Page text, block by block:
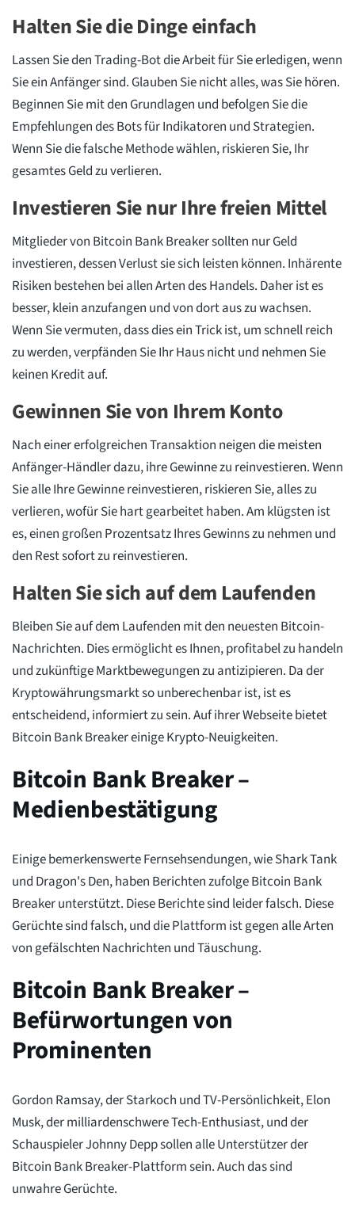
Halten Sie die Dinge einfach
Lassen Sie den Trading-Bot die Arbeit für Sie erledigen, wenn
Sie ein Anfänger sind. Glauben Sie nicht alles, was Sie hören.
Beginnen Sie mit den Grundlagen und befolgen Sie die
Empfehlungen des Bots für Indikatoren und Strategien.
Wenn Sie die falsche Methode wählen, riskieren Sie, Ihr
gesamtes Geld zu verlieren.
Investieren Sie nur Ihre freien Mittel
Mitglieder von Bitcoin Bank Breaker sollten nur Geld
investieren, dessen Verlust sie sich leisten können. Inhärente
Risiken bestehen bei allen Arten des Handels. Daher ist es
besser, klein anzufangen und von dort aus zu wachsen.
Wenn Sie vermuten, dass dies ein Trick ist, um schnell reich
zu werden, verpfänden Sie Ihr Haus nicht und nehmen Sie
keinen Kredit auf.
Gewinnen Sie von Ihrem Konto
Nach einer erfolgreichen Transaktion neigen die meisten
Anfänger-Händler dazu, ihre Gewinne zu reinvestieren. Wenn
Sie alle Ihre Gewinne reinvestieren, riskieren Sie, alles zu
verlieren, wofür Sie hart gearbeitet haben. Am klügsten ist
es, einen großen Prozentsatz Ihres Gewinns zu nehmen und
den Rest sofort zu reinvestieren.
Halten Sie sich auf dem Laufenden
Bleiben Sie auf dem Laufenden mit den neuesten Bitcoin-
Nachrichten. Dies ermöglicht es Ihnen, profitabel zu handeln
und zukünftige Marktbewegungen zu antizipieren. Da der
Kryptowährungsmarkt so unberechenbar ist, ist es
entscheidend, informiert zu sein. Auf ihrer Webseite bietet
Bitcoin Bank Breaker einige Krypto-Neuigkeiten.
Bitcoin Bank Breaker –
Medienbestätigung
Einige bemerkenswerte Fernsehsendungen, wie Shark Tank
und Dragon's Den, haben Berichten zufolge Bitcoin Bank
Breaker unterstützt. Diese Berichte sind leider falsch. Diese
Gerüchte sind falsch, und die Plattform ist gegen alle Arten
von gefälschten Nachrichten und Täuschung.
Bitcoin Bank Breaker –
Befürwortungen von
Prominenten
Gordon Ramsay, der Starkoch und TV-Persönlichkeit, Elon
Musk, der milliardenschwere Tech-Enthusiast, und der
Schauspieler Johnny Depp sollen alle Unterstützer der
Bitcoin Bank Breaker-Plattform sein. Auch das sind
unwahre Gerüchte.